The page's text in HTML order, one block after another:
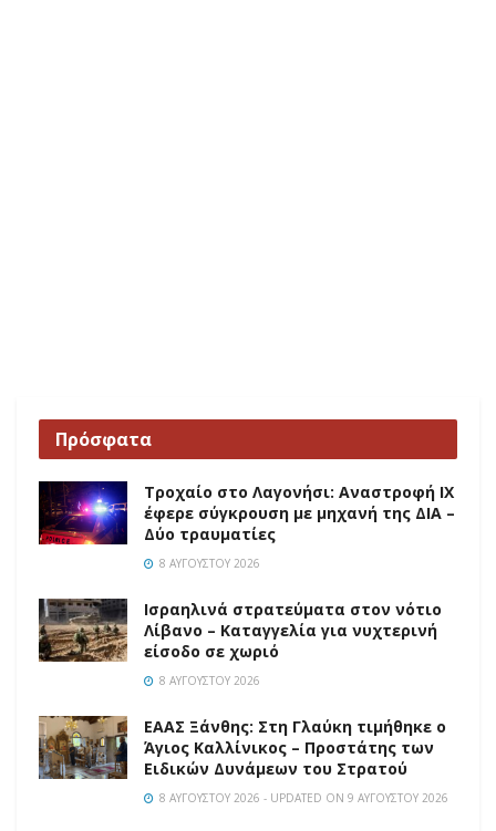
Πρόσφατα
Τροχαίο στο Λαγονήσι: Αναστροφή ΙΧ
έφερε σύγκρουση με μηχανή της ΔΙΑ –
Δύο τραυματίες
8 ΑΥΓΟΎΣΤΟΥ 2026
Ισραηλινά στρατεύματα στον νότιο
Λίβανο – Καταγγελία για νυχτερινή
είσοδο σε χωριό
8 ΑΥΓΟΎΣΤΟΥ 2026
EAAΣ Ξάνθης: Στη Γλαύκη τιμήθηκε ο
Άγιος Καλλίνικος – Προστάτης των
Ειδικών Δυνάμεων του Στρατού
8 ΑΥΓΟΎΣΤΟΥ 2026 - UPDATED ON 9 ΑΥΓΟΎΣΤΟΥ 2026